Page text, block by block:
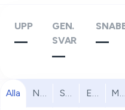
UPP
—
GEN.
SVAR
—
—
Alla NordamerikaSydamerikaEuropa